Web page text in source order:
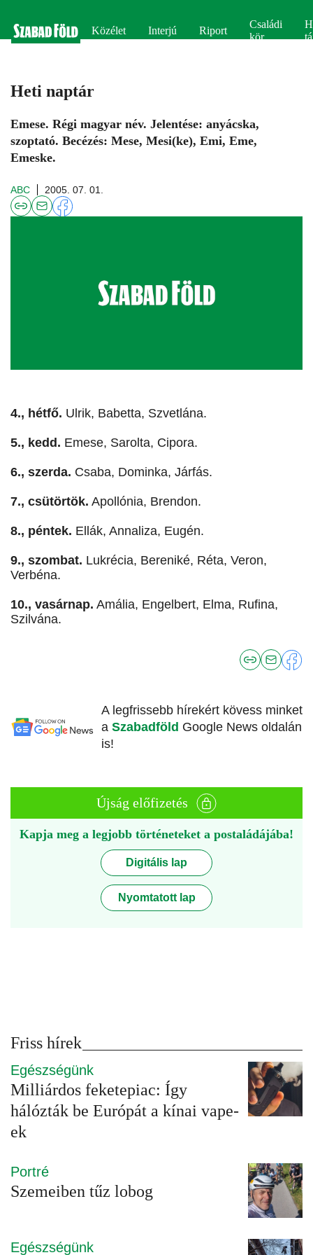
Közélet Interjú Riport
Családi
kör
Heti naptár
Emese. Régi magyar név. Jelentése: anyácska,
szoptató. Becézés: Mese, Mesi(ke), Emi, Eme,
Emeske.
ABC 2005. 07. 01.
4., hétfő. Ulrik, Babetta, Szvetlána.
5., kedd. Emese, Sarolta, Cipora.
6., szerda. Csaba, Dominka, Járfás.
7., csütörtök. Apollónia, Brendon.
8., péntek. Ellák, Annaliza, Eugén.
9., szombat. Lukrécia, Bereniké, Réta, Veron,
Verbéna.
10., vasárnap. Amália, Engelbert, Elma, Rufina,
Szilvána.
A legfrissebb hírekért kövess minket
a Szabadföld Google News oldalán
is!
Újság előfizetés
Kapja meg a legjobb történeteket a postaládájába!
Digitális lap
Nyomtatott lap
Friss hírek
Egészségünk
Milliárdos feketepiac: Így
hálózták be Európát a kínai vape-
ek
Portré
Szemeiben tűz lobog
Egészségünk